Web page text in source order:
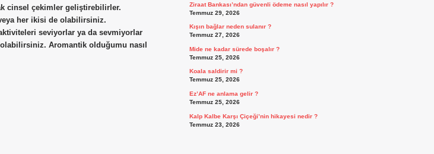
cinsel çekimler geliştirebilirler.
her ikisi de olabilirsiniz.
seviyorlar ya da sevmiyorlar
Aromantik olduğumu nasıl
Ziraat Bankası’ndan güvenli ödeme nasıl yapılır ?
Temmuz 29, 2026
Kışın bağlar neden sulanır ?
Temmuz 27, 2026
Mide ne kadar sürede boşalır ?
Temmuz 25, 2026
Koala saldirir mi ?
Temmuz 25, 2026
Ez’AF ne anlama gelir ?
Temmuz 25, 2026
Kalp Kalbe Karşı Çiçeği’nin hikayesi nedir ?
Temmuz 23, 2026